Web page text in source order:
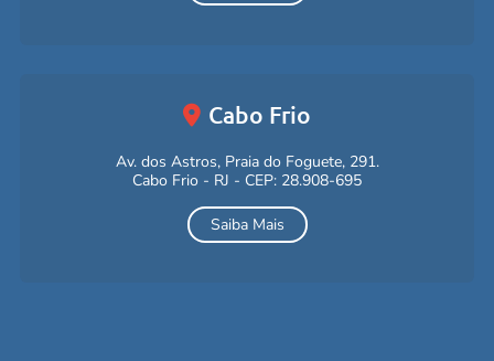
Cabo Frio
Av. dos Astros, Praia do Foguete, 291.
Cabo Frio - RJ - CEP: 28.908-695
Saiba Mais